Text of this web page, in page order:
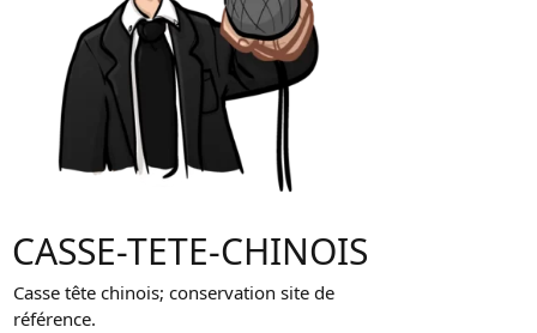
CASSE-TETE-CHINOIS
Casse tête chinois; conservation site de
référence.